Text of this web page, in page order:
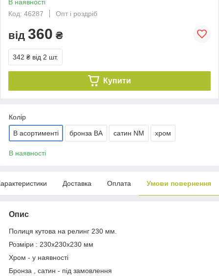
В наявності
Код: 46287
Опт і роздріб
від 360 ₴
342 ₴ від 2 шт.
Купити
Колір
В асортименті бронза BA сатин NM хром
В наявності
Доставка Оплата Умови повернення
Опис
Полиця кутова на релинг 230 мм.
Розміри : 230x230x230 мм
Хром - у наявності
Бронза , сатин - під замовлення